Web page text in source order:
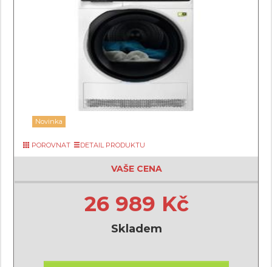
Novinka
POROVNAT DETAIL PRODUKTU
VAŠE CENA
26 989 Kč
Skladem